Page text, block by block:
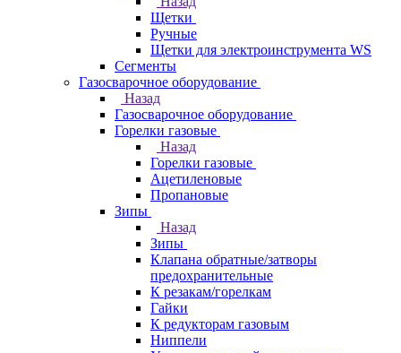
Щетки
Ручные
Щетки для электроинструмента WS
Сегменты
Газосварочное оборудование
Назад
Газосварочное оборудование
Горелки газовые
Назад
Горелки газовые
Ацетиленовые
Пропановые
Зипы
Назад
Зипы
Клапана обратные/затворы
предохранительные
К резакам/горелкам
Гайки
К редукторам газовым
Ниппели